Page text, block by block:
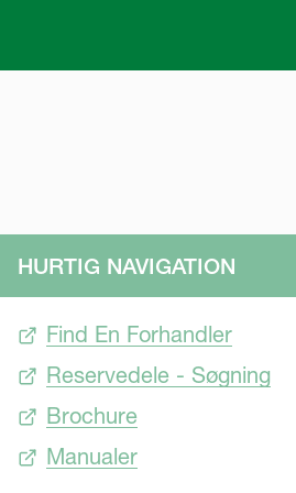
HURTIG NAVIGATION
Find En Forhandler
Reservedele - Søgning
Brochure
Manualer